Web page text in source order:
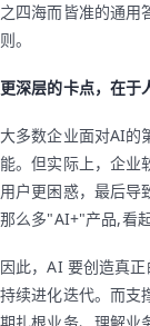
之四海而皆准的通用
则。
更深层的卡点，在于
大多数企业面对AI的
能。但实际上，企业
用户更困惑，最后导
那么多"AI+"产品,看
因此，AI 要创造真正
持续进化迭代。而支